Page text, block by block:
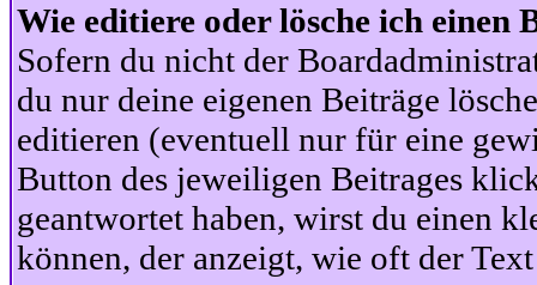
Wie editiere oder lösche ich einen
Sofern du nicht der
du nur deine eigenen Beiträge
editieren (eventuell nur für eine
Button des jeweiligen Beitrages
geantwortet haben, wirst du einen
können, der anzeigt, wie oft der